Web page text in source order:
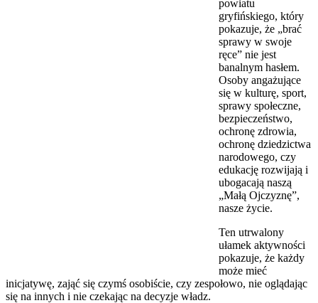
powiatu
gryfińskiego, który
pokazuje, że „brać
sprawy w swoje
ręce” nie jest
banalnym hasłem.
Osoby angażujące
się w kulturę, sport,
sprawy społeczne,
bezpieczeństwo,
ochronę zdrowia,
ochronę dziedzictwa
narodowego, czy
edukację rozwijają i
ubogacają naszą
„Małą Ojczyznę”,
nasze życie.
Ten utrwalony
ułamek aktywności
pokazuje, że każdy
może mieć
inicjatywę, zająć się czymś osobiście, czy zespołowo, nie oglądając
się na innych i nie czekając na decyzje władz.